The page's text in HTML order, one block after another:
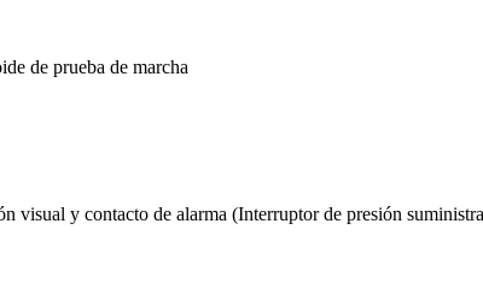
de prueba de marcha
y contacto de alarma (Interruptor de presión